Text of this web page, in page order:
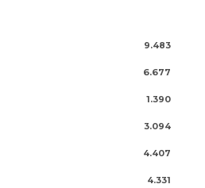
9.483
6.677
1.390
3.094
4.407
4.331